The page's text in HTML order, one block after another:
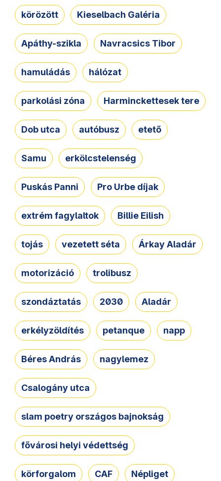
körözött Kieselbach Galéria
Apáthy-szikla Navracsics Tibor
hamuládás hálózat
parkolási zóna Harminckettesek tere
Dob utca autóbusz etető
Samu erkölcstelenség
Puskás Panni Pro Urbe díjak
extrém fagylaltok Billie Eilish
tojás vezetett séta Árkay Aladár
motorizáció trolibusz
szondáztatás 2030 Aladár
erkélyzöldítés petanque napp
Béres András nagylemez
Csalogány utca
slam poetry országos bajnokság
fővárosi helyi védettség
körforgalom CAF Népliget